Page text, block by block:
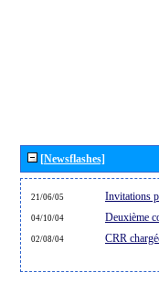
[Newsflashes]
21/06/05 Invitations
04/10/04 Deuxième
02/08/04 CRR